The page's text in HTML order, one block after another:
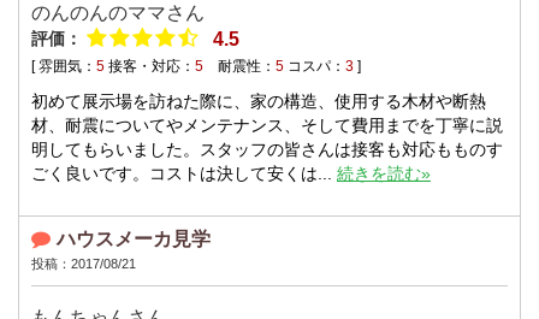
のんのんのママさん
評価： 4.5
[ 雰囲気： 5 接客・対応： 5 耐震性： 5 コスパ： 3 ]
初めて展示場を訪ねた際に、家の構造、使用する木材や断熱
材、耐震についてやメンテナンス、そして費用までを丁寧に説
明してもらいました。スタッフの皆さんは接客も対応もものす
ごく良いです。コストは決して安くは... 続きを読む»
ハウスメーカ見学
投稿：2017/08/21